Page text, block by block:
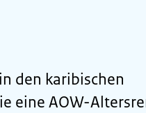
den karibischen
eine AOW-